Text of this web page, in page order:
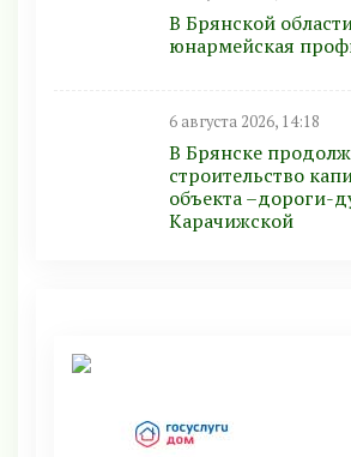
В Брянской
юнармейская
6 августа 2026, 14:18
В Брянске
строительство
объекта –дороги-
Карачижской